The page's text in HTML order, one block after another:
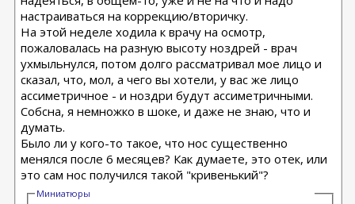
настраиваться на коррекцию/вторичку.
На этой неделе ходила к врачу на осмотр,
пожаловалась на разную высоту ноздрей - врач
ухмыльнулся, потом долго рассматривал мое лицо и
сказал, что, мол, а чего вы хотели, у вас же лицо
ассиметричное - и ноздри будут ассиметричными.
Собсна, я немножко в шоке, и даже не знаю, что и
думать.
Было ли у кого-то такое, что нос существенно
менялся после 6 месяцев? Как думаете, это отек, или
это сам нос получился такой "кривенький"?
Миниатюры